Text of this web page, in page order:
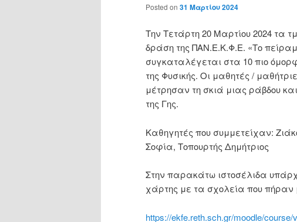
Posted on 31 Μαρτίου 2024
Την Τετάρτη 20 Μαρτίου 2024 τα
δράση της ΠΑΝ.Ε.Κ.Φ.Ε. «Το
συγκαταλέγεται στα 10 πιο
της Φυσικής. Οι μαθητές /
μέτρησαν τη σκιά μιας ράβδου
της Γης.
Καθηγητές που συμμετείχαν:
Σοφία, Τοπουρτής Δημήτριος
Στην παρακάτω ιστοσέλιδα
χάρτης με τα σχολεία που πήραν
https://ekfe.reth.sch.gr/moodle/course/